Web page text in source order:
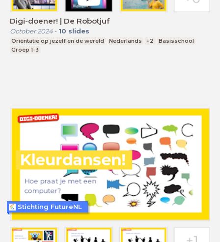
Digi-doener! | De Robotjuf
October 2024- 10 slides
Oriëntatie op jezelf en de wereld Nederlands +2
Basisschool
Groep 1-3
Stichting FutureNL